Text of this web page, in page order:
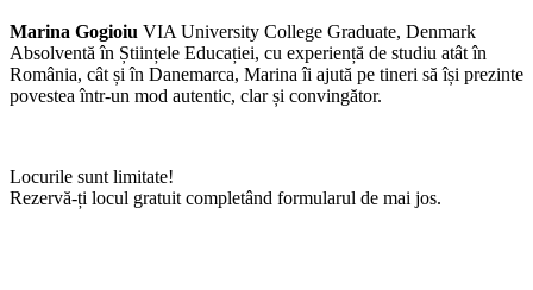
Marina Gogioiu VIA University College Graduate, Denmark
Absolventă în Științele Educației, cu experiență de studiu atât în
România, cât și în Danemarca, Marina îi ajută pe tineri să își prezinte
povestea într-un mod autentic, clar și convingător.
Locurile sunt limitate!
Rezervă-ți locul gratuit completând formularul de mai jos.